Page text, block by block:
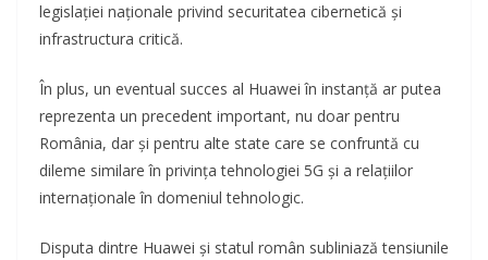
legislației naționale privind securitatea cibernetică și
infrastructura critică.
În plus, un eventual succes al Huawei în instanță ar putea
reprezenta un precedent important, nu doar pentru
România, dar și pentru alte state care se confruntă cu
dileme similare în privința tehnologiei 5G și a relațiilor
internaționale în domeniul tehnologic.
Disputa dintre Huawei și statul român subliniază tensiunile